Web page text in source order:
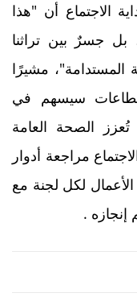
الاجتماع أن "هذا
جسرٌ بين تراثنا
المستدامة"، مشيرًا
سيسهم في
الصحة العامة
مراجعة أدوار
الأعمال لكل لجنة مع
إنجازه .